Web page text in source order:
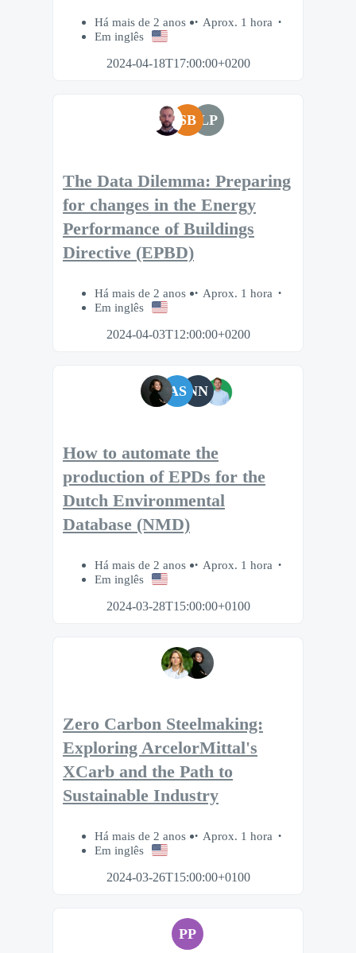
Há mais de 2 anos
Aprox. 1 hora
Em inglês
2024-04-18T17:00:00+0200
SB LP
The Data Dilemma: Preparing
for changes in the Energy
Performance of Buildings
Directive (EPBD)
Há mais de 2 anos
Aprox. 1 hora
Em inglês
2024-04-03T12:00:00+0200
AS NN
How to automate the
production of EPDs for the
Dutch Environmental
Database (NMD)
Há mais de 2 anos
Aprox. 1 hora
Em inglês
2024-03-28T15:00:00+0100
Zero Carbon Steelmaking:
Exploring ArcelorMittal's
XCarb and the Path to
Sustainable Industry
Há mais de 2 anos
Aprox. 1 hora
Em inglês
2024-03-26T15:00:00+0100
PP